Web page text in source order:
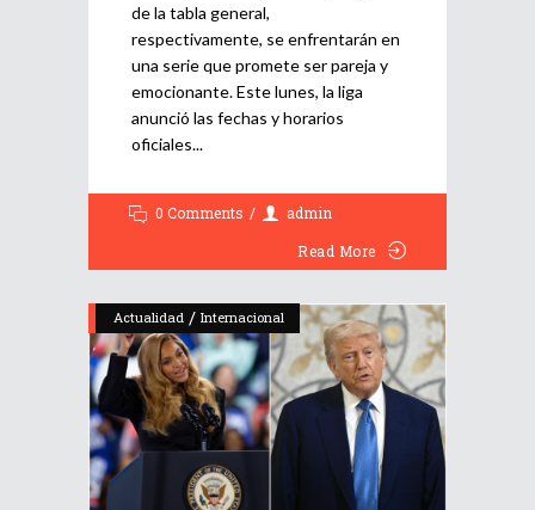
de la tabla general,
respectivamente, se enfrentarán en
una serie que promete ser pareja y
emocionante. Este lunes, la liga
anunció las fechas y horarios
oficiales
0 Comments
admin
Read More
Actualidad / Internacional